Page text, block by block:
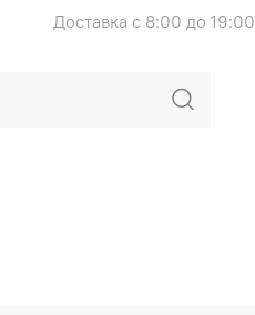
Доставка с 8:00 до 19:00